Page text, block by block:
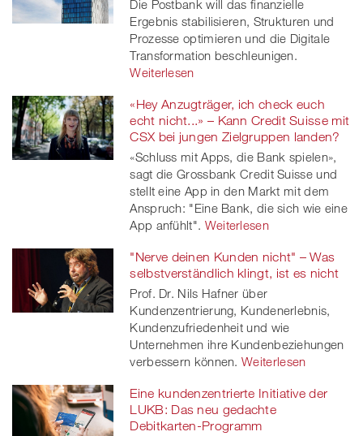
Die Postbank will das finanzielle
Ergebnis stabilisieren, Strukturen und
Prozesse optimieren und die Digitale
Transformation beschleunigen.
Weiterlesen
«Hey Anzugträger, ich check euch
echt nicht...» – Kann Credit Suisse mit
CSX bei jungen Zielgruppen landen?
«Schluss mit Apps, die Bank spielen»,
sagt die Grossbank Credit Suisse und
stellt eine App in den Markt mit dem
Anspruch: "Eine Bank, die sich wie eine
App anfühlt". Weiterlesen
"Nerve deinen Kunden nicht" – Was
selbstverständlich klingt, ist es nicht
Prof. Dr. Nils Hafner über
Kundenzentrierung, Kundenerlebnis,
Kundenzufriedenheit und wie
Unternehmen ihre Kundenbeziehungen
verbessern können. Weiterlesen
Eine kundenzentrierte Initiative der
LUKB: Das neu gedachte
Debitkarten-Programm